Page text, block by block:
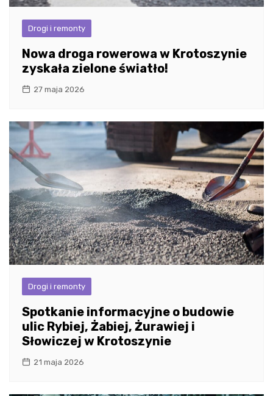
Drogi i remonty
Nowa droga rowerowa w Krotoszynie
zyskała zielone światło!
27 maja 2026
Drogi i remonty
Spotkanie informacyjne o budowie
ulic Rybiej, Żabiej, Żurawiej i
Słowiczej w Krotoszynie
21 maja 2026